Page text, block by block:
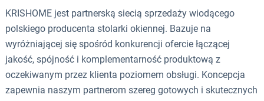
KRISHOME jest partnerską siecią sprzedaży wiodącego
polskiego producenta stolarki okiennej. Bazuje na
wyróżniającej się spośród konkurencji ofercie łączącej
jakość, spójność i komplementarność produktową z
oczekiwanym przez klienta poziomem obsługi. Koncepcja
zapewnia naszym partnerom szereg gotowych i skutecznych